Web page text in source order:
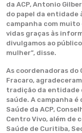
da ACP, Antonio
do papel da entidade
campanha com
vidas graças às
divulgamos ao
mulher”, disse.
As coordenadoras do
Fracaro,
tradição da entidade
saúde. A campanha
Saúde da ACP,
Centro Vivo, além de
Saúde de Curitiba,